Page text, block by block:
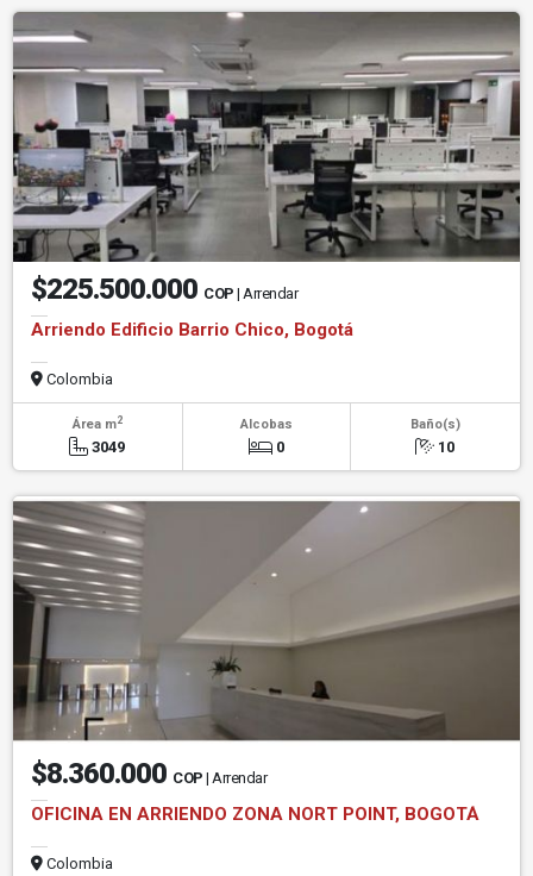
$225.500.000 COP | Arrendar
Arriendo Edificio Barrio Chico, Bogotá
Colombia
Área m2
3049
Alcobas
0
Baño(s)
10
$8.360.000 COP | Arrendar
OFICINA EN ARRIENDO ZONA NORT POINT, BOGOTÁ
Colombia